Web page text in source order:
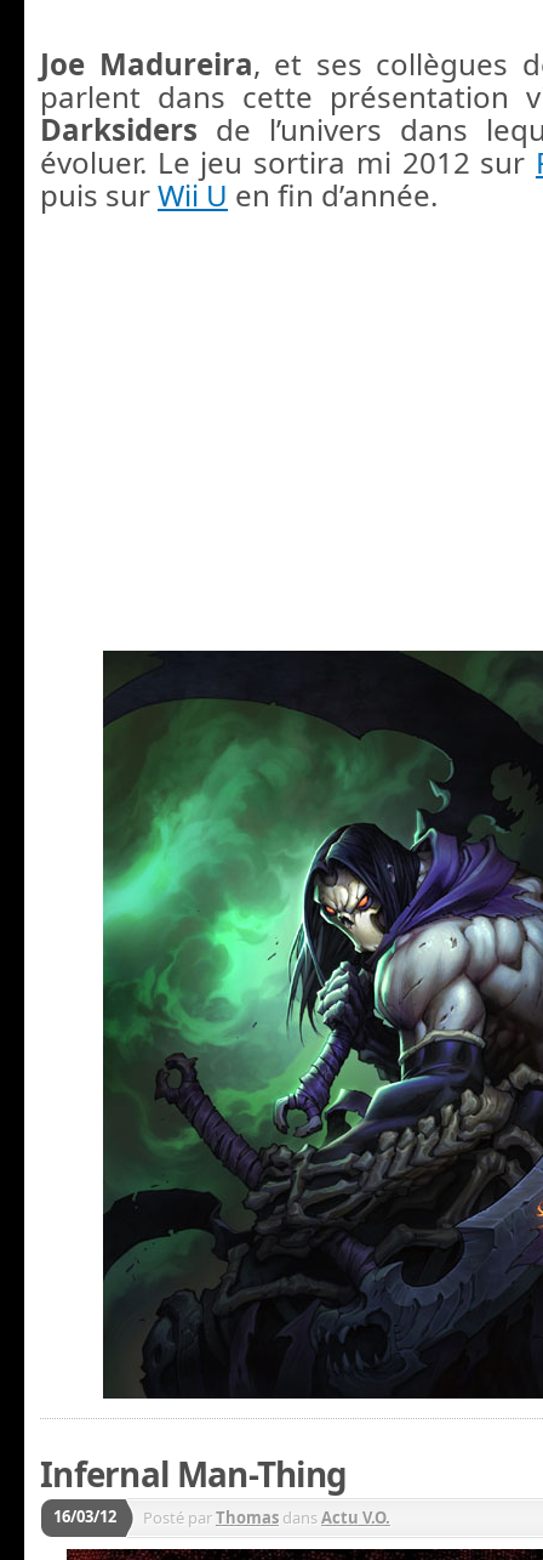
Joe Madureira, et ses collègues
parlent dans cette présentation
Darksiders de l’univers dans
évoluer. Le jeu sortira mi 2012 sur
puis surWii U en fin d’année.
Infernal Man-Thing
16/03/12 Posté parThomas dansActu V.O.